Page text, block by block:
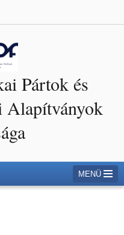
Pártok és
Alapítványok
MENÜ